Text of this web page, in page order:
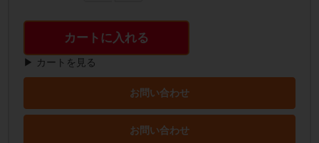
カートに入れる
▶ カートを見る
お問い合わせ
お問い合わせ